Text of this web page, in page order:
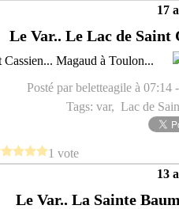
17
Le Var.. Le Lac de Saint
Magaud à Toulon...
Posté par beletteagile à 07:14 -
Tags: var, Lac de
1 vote
13
Le Var.. La Sainte